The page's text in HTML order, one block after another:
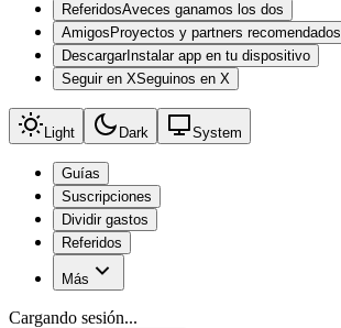
ReferidosAveces ganamos los dos
Amigos Proyectos y partners recomendados
DescargarInstalar app en tu dispositivo
Seguir en XSeguinos en X
Light Dark System
Guías
Suscripciones
Dividir gastos
Referidos
Más
Cargando sesión...